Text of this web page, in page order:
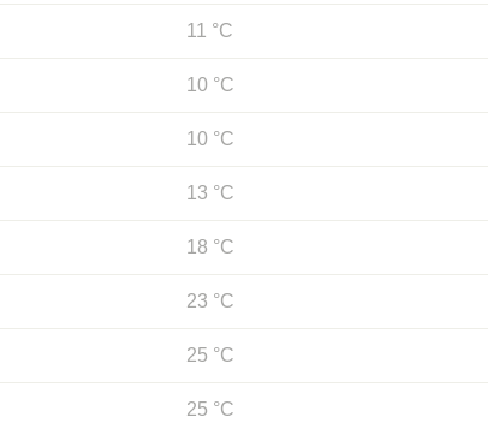
11 °C
10 °C
10 °C
13 °C
18 °C
23 °C
25 °C
25 °C